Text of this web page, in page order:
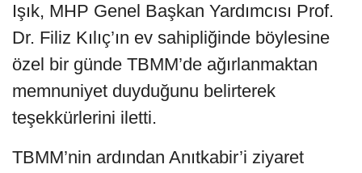
Işık, MHP Genel Başkan Yardımcısı Prof.
Dr. Filiz Kılıç’ın ev sahipliğinde böylesine
özel bir günde TBMM’de ağırlanmaktan
memnuniyet duyduğunu belirterek
teşekkürlerini iletti.
TBMM’nin ardından Anıtkabir’i ziyaret